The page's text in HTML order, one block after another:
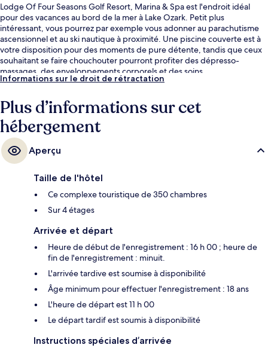
Lodge Of Four Seasons Golf Resort, Marina & Spa est l'endroit idéal
pour des vacances au bord de la mer à Lake Ozark. Petit plus
intéressant, vous pourrez par exemple vous adonner au parachutisme
ascensionnel et au ski nautique à proximité. Une piscine couverte est à
votre disposition pour des moments de pure détente, tandis que ceux
souhaitant se faire chouchouter pourront profiter des dépresso-
massages, des enveloppements corporels et des soins
d'aromathérapie. L'établissement HK's Restaurant, l'un des 2
Parmi les autres petits avantages de cet hébergement figurent 5
bars/lounges, un terrain de golf et une marina sur place. Les autres
voyageurs adorent la piscine rafraîchissante et le personnel attentionné.
Informations sur le droit de rétractation
Plus d’informations sur cet
hébergement
Aperçu
Taille de l'hôtel
Ce complexe touristique de 350 chambres
Sur 4 étages
Arrivée et départ
Heure de début de l'enregistrement : 16 h 00 ; heure de
fin de l'enregistrement : minuit.
L'arrivée tardive est soumise à disponibilité
Âge minimum pour effectuer l'enregistrement : 18 ans
L'heure de départ est 11 h 00
Le départ tardif est soumis à disponibilité
Instructions spéciales d’arrivée